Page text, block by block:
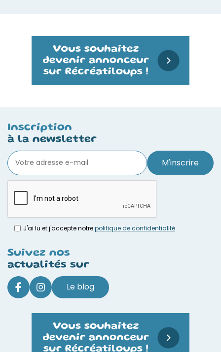
Inscription
à la newsletter
M'inscrire
J'ai lu et j'accepte notrepolitique de confidentialité
Suivez nos
actualités sur
Le blog